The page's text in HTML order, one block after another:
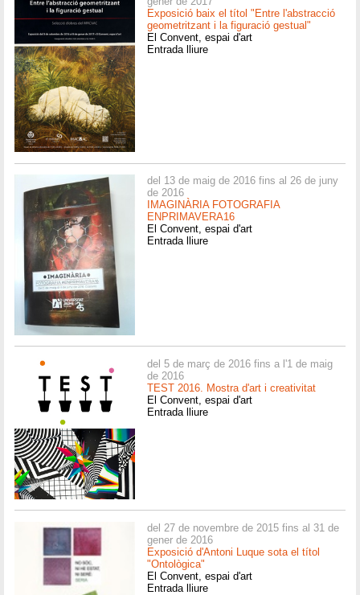
Exposició baix el títol "Entre l'abstracció
geometritzant i la figuració gestual"
El Convent, espai d'art
Entrada lliure
del 13 de maig de 2016 fins al 26 de juny
de 2016
IMAGINÀRIA FOTOGRAFIA
ENPRIMAVERA16
El Convent, espai d'art
Entrada lliure
del 5 de març de 2016 fins a l'1 de maig
de 2016
TEST 2016. Mostra d'art i creativitat
El Convent, espai d'art
Entrada lliure
del 27 de novembre de 2015 fins al 31 de
gener de 2016
Exposició d'Antoni Luque sota el títol
"Ontològica"
El Convent, espai d'art
Entrada lliure